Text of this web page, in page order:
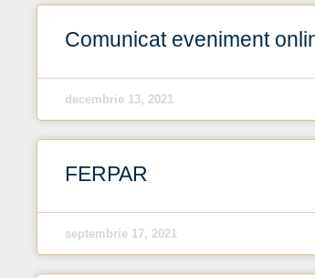
Comunicat eveniment
decembrie 13, 2021
FERPAR
septembrie 17, 2021